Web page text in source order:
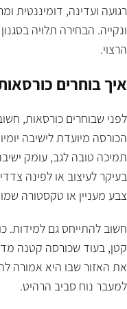
רגועה ועדינה, דומיננטית
ונקייה. הבחירה תלויה
הרצוי.
איך בוחרים
לפני שבוחרים כורסאות,
הכורסה מיועדת לישיבה
תמיכה טובה לגב, עומק
בעיקר לעיצוב או לפינה
צבע מעניין או טקסטורה
חשוב להתייחס גם למידות.
קטן, בעוד שכורסה קטנה
את האזור שבו היא אמורה
למעבר נוח סביב הרהיט.